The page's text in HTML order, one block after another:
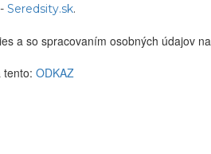
Seredsity.sk.
a so spracovaním osobných údajov na
tento: ODKAZ